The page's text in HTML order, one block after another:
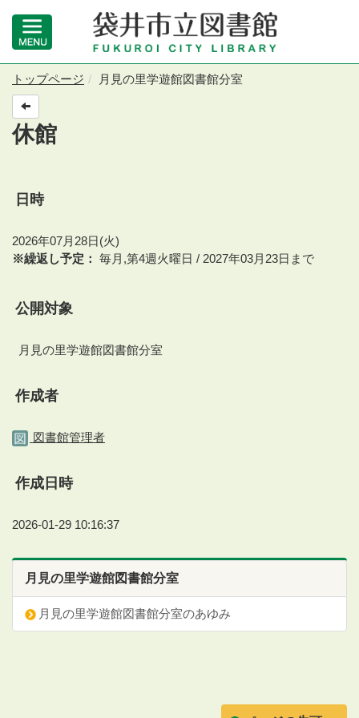
トップページ 月見の里学遊館図書館分室
休館
日時
2026年07月28日(火)
※繰返し予定： 毎月,第4週火曜日 / 2027年03月23日まで
公開対象
月見の里学遊館図書館分室
作成者
図書館管理者
作成日時
2026-01-29 10:16:37
月見の里学遊館図書館分室
月見の里学遊館図書館分室のあゆみ